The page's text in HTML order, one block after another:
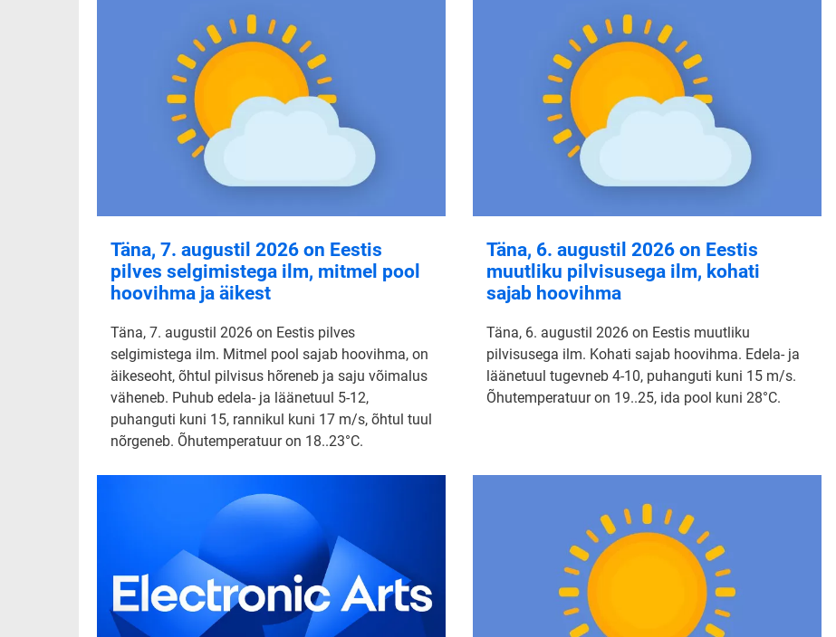
Täna, 7. augustil 2026 on Eestis
pilves selgimistega ilm, mitmel pool
hoovihma ja äikest
Täna, 7. augustil 2026 on Eestis pilves
selgimistega ilm. Mitmel pool sajab hoovihma, on
äikeseoht, õhtul pilvisus hõreneb ja saju võimalus
väheneb. Puhub edela- ja läänetuul 5-12,
puhanguti kuni 15, rannikul kuni 17 m/s, õhtul tuul
nõrgeneb. Õhutemperatuur on 18..23°C.
Täna, 6. augustil 2026 on Eestis
muutliku pilvisusega ilm, kohati
sajab hoovihma
Täna, 6. augustil 2026 on Eestis muutliku
pilvisusega ilm. Kohati sajab hoovihma. Edela- ja
läänetuul tugevneb 4-10, puhanguti kuni 15 m/s.
Õhutemperatuur on 19..25, ida pool kuni 28°C.